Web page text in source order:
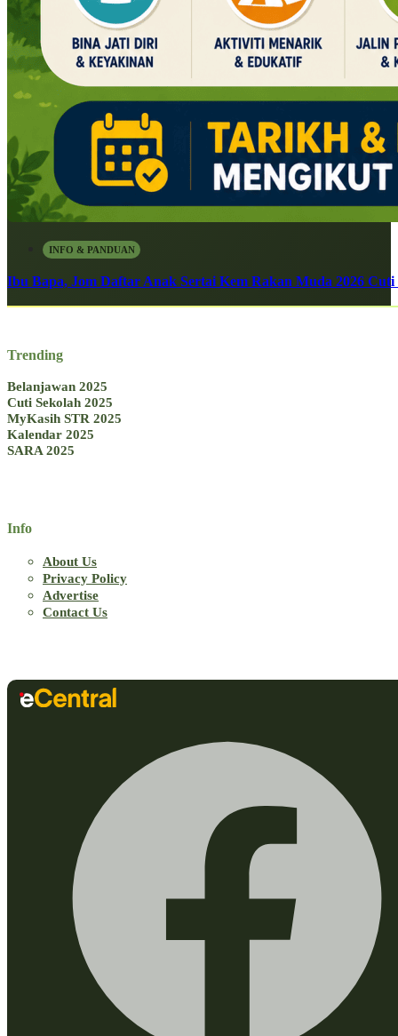
INFO & PANDUAN
Ibu Bapa, Jom Daftar Anak Sertai Kem Rakan Muda 2026
Trending
Belanjawan 2025
Cuti Sekolah 2025
MyKasih STR 2025
Kalendar 2025
SARA 2025
Info
About Us
Privacy Policy
Advertise
Contact Us